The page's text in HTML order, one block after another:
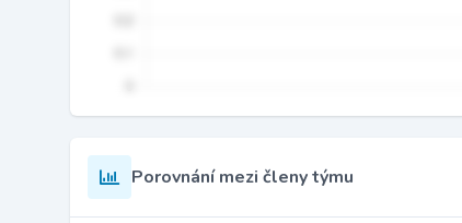
Porovnání mezi členy týmu